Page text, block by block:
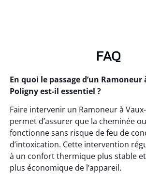
FAQ
En quoi le passage d’un Ramoneur
Poligny est-il essentiel ?
Faire intervenir un Ramoneur à
permet d’assurer que la cheminée
fonctionne sans risque de feu de
d’intoxication. Cette intervention
à un confort thermique plus stable
plus économique de l’appareil.